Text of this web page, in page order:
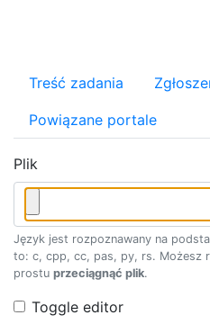
Treść zadania
Powiązane portale
Plik
Język jest rozpoznawany na
to: c, cpp, cc, pas, py, rs. Możesz
prostu przeciągnąć plik.
Toggle editor